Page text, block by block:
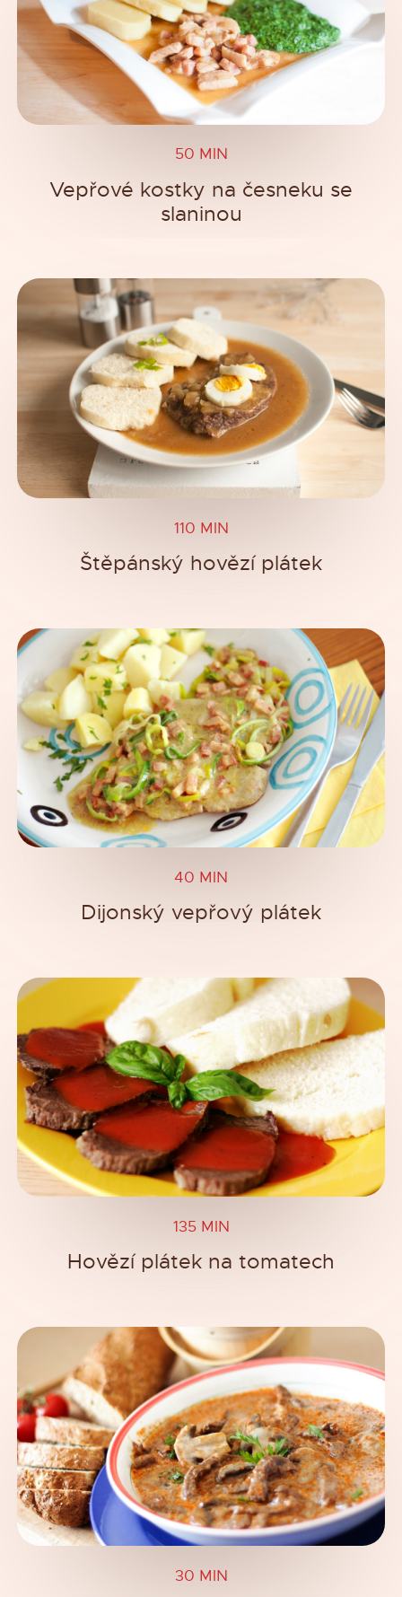
50 MIN
Vepřové kostky na česneku se
slaninou
110 MIN
Štěpánský hovězí plátek
40 MIN
Dijonský vepřový plátek
135 MIN
Hovězí plátek na tomatech
30 MIN